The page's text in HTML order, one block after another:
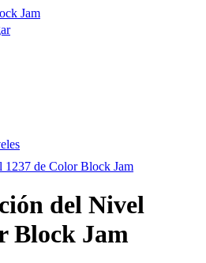
Jam
1237 de Color Block Jam
del Nivel
Block Jam